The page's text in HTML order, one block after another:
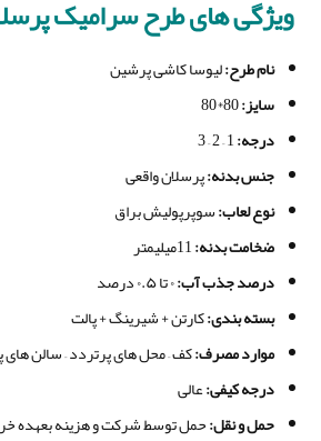
ویژگی های طرح سرامیک
نام طرح:لیوسا کاشی پرشین
سایز:
درجه:
1 – 2 – 3
جنس بدنه:پرسلان واقعی
نوع لعاب:سوپرپولیش براق
ضخامت بدنه:
درصد جذب آب:
بسته بندی:کارتن + شیرینگ + پالت
موارد مصرف:کف – محل های پرتردد – سالن های
درجه کیفی:عالی
حمل و نقل:حمل توسط شرکت و هزینه بعهده